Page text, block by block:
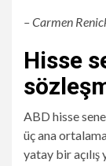
– Carmen
Hisse
ABD hisse
üç ana
yatay bir açılış